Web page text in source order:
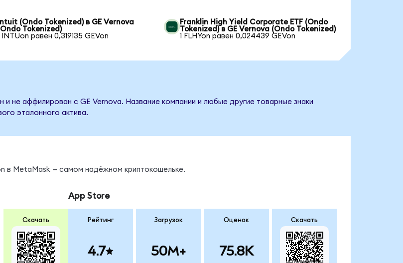
Intuit (Ondo Tokenized) в GE Vernova
Tokenized)
INTUon равен 0,319135 GEVon
Franklin High Yield Corporate ETF (Ondo
Tokenized) в GE Vernova (Ondo Tokenized)
1 FLHYon равен 0,024439 GEVon
не аффилирован с GE Vernova. Название компании и любые другие товарные знаки
эталонного актива.
в MetaMask — самом надёжном криптокошельке.
Скачать
App Store
Рейтинг
4.7
Загрузок
50M+
Оценок
75.8K
Скачать